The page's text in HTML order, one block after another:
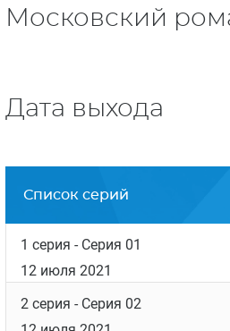
Московский
Дата выхода
Список серий
1 серия - Серия 01
12 июля 2021
2 серия - Серия 02